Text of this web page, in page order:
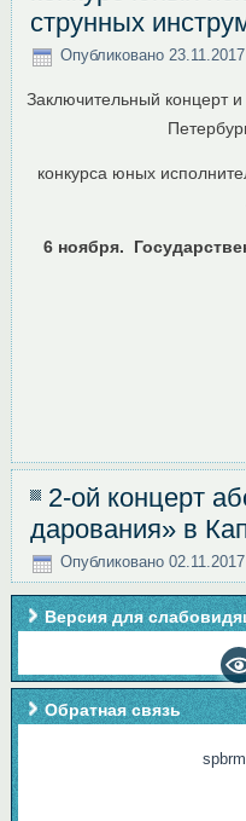
струнных
Опубликовано 23.11.2017
Заключительный концерт
конкурса юных
6 ноября.
2-ой концерт
дарования» в
Опубликовано 02.11.2017
Версия для
Обратная связь